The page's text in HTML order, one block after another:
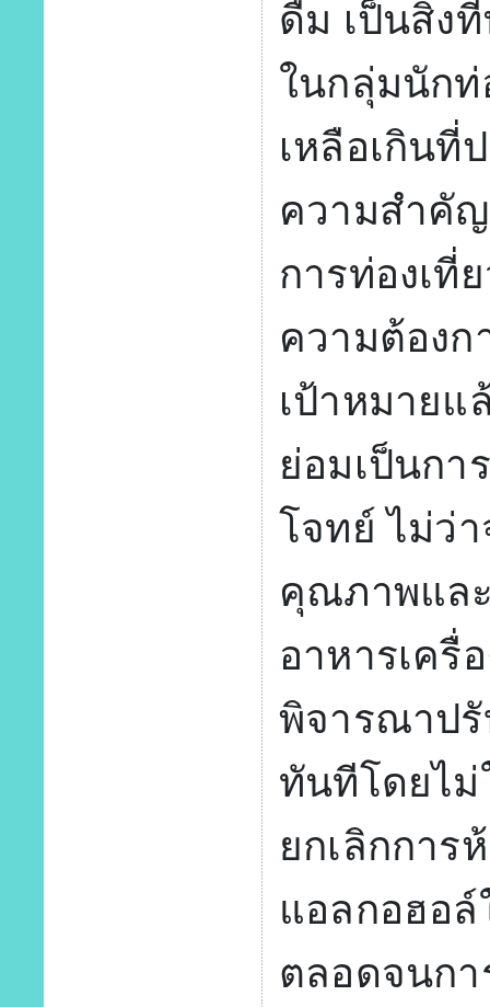
ดื่ม เป็นสิ่ง
ในกลุ่มนักท่
เหลือเกินที่
ความสำคั
การท่องเที่
ความต้องก
เป้าหมายแ
ย่อมเป็นกา
โจทย์ ไม่ว่
คุณภาพแล
อาหารเครื่
พิจารณาป
ทันทีโดยไม่
ยกเลิกการ
แอลกอฮอล์
ตลอดจนก